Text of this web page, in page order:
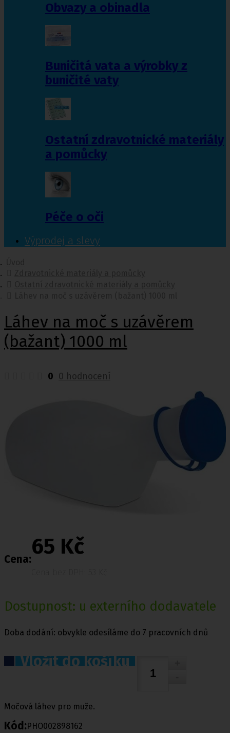
Obvazy a obinadla
Buničitá vata a výrobky z
buničité vaty
Ostatní zdravotnické materiály
a pomůcky
Péče o oči
Výprodej a slevy
Láhev na moč s uzávěrem
(bažant) 1000 ml
0 0 hodnocení
Cena:
65 Kč
Dostupnost: u externího dodavatele
Doba dodání: obvykle odesíláme do 7 pracovních dnů
Vložit do košíku
Močová láhev pro muže.
Kód:PHO002898162